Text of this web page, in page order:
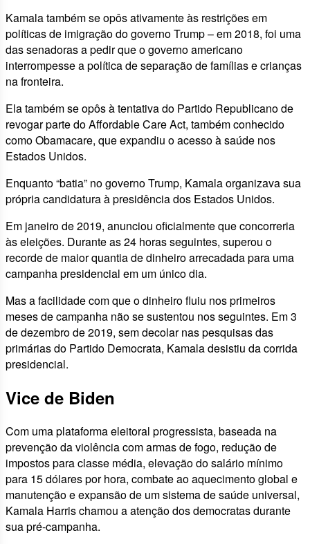
Kamala também se opôs ativamente às restrições em
políticas de imigração do governo Trump – em 2018, foi uma
das senadoras a pedir que o governo americano
interrompesse a política de separação de famílias e crianças
na fronteira.
Ela também se opôs à tentativa do Partido Republicano de
revogar parte do Affordable Care Act, também conhecido
como Obamacare, que expandiu o acesso à saúde nos
Estados Unidos.
Enquanto “batia” no governo Trump, Kamala organizava sua
própria candidatura à presidência dos Estados Unidos.
Em janeiro de 2019, anunciou oficialmente que concorreria
às eleições. Durante as 24 horas seguintes, superou o
recorde de maior quantia de dinheiro arrecadada para uma
campanha presidencial em um único dia.
Mas a facilidade com que o dinheiro fluiu nos primeiros
meses de campanha não se sustentou nos seguintes. Em 3
de dezembro de 2019, sem decolar nas pesquisas das
primárias do Partido Democrata, Kamala desistiu da corrida
presidencial.
Vice de Biden
Com uma plataforma eleitoral progressista, baseada na
prevenção da violência com armas de fogo, redução de
impostos para classe média, elevação do salário mínimo
para 15 dólares por hora, combate ao aquecimento global e
manutenção e expansão de um sistema de saúde universal,
Kamala Harris chamou a atenção dos democratas durante
sua pré-campanha.